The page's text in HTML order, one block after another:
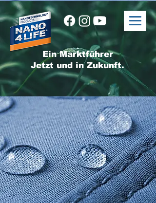
Ein Marktführer
Jetzt und in Zukunft.